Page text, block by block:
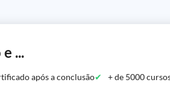
...
após a conclusão + de 5000